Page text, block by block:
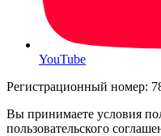
YouTube
Регистрационный номер:
Вы принимаете условия
пользовательского